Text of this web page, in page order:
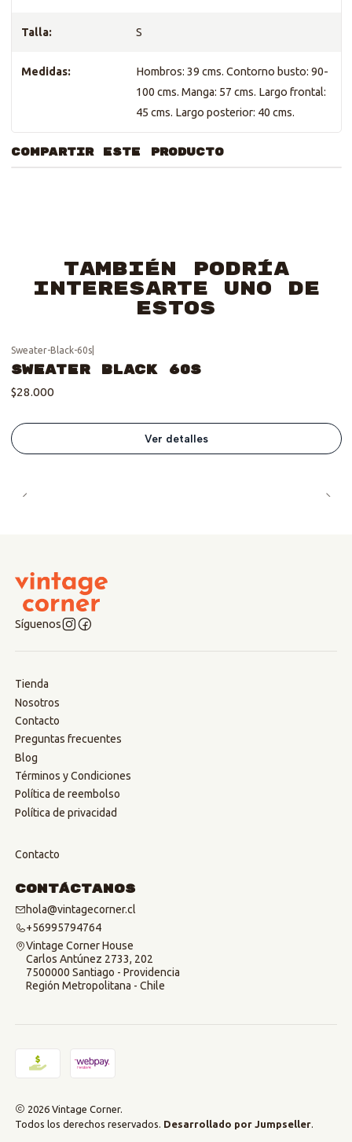
Talla: S
Medidas:
Hombros: 39 cms. Contorno busto: 90-
100 cms. Manga: 57 cms. Largo frontal:
45 cms. Largo posterior: 40 cms.
COMPARTIR ESTE PRODUCTO
También podría
interesarte uno de
estos
Sweater-Black-60s|
Sweater Black 60s
$28.000
Ver detalles
Síguenos
Tienda
Nosotros
Contacto
Preguntas frecuentes
Blog
Términos y Condiciones
Política de reembolso
Política de privacidad
Contacto
Contáctanos
hola@vintagecorner.cl
+56995794764
Vintage Corner House
Carlos Antúnez 2733, 202
7500000 Santiago - Providencia
Región Metropolitana - Chile
2026 Vintage Corner.
Todos los derechos reservados. Desarrollado por Jumpseller.